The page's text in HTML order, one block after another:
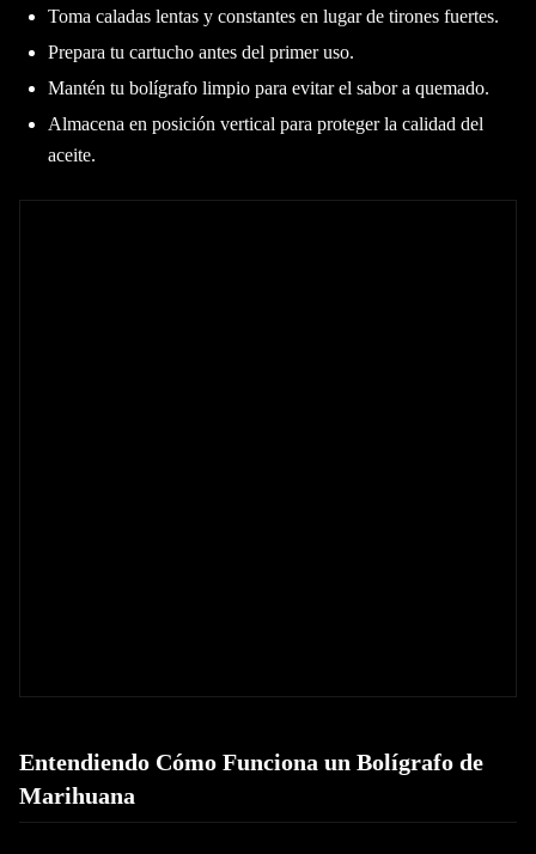
Toma caladas lentas y constantes en lugar de tirones fuertes.
Prepara tu cartucho antes del primer uso.
Mantén tu bolígrafo limpio para evitar el sabor a quemado.
Almacena en posición vertical para proteger la calidad del
aceite.
Entendiendo Cómo Funciona un Bolígrafo de
Marihuana